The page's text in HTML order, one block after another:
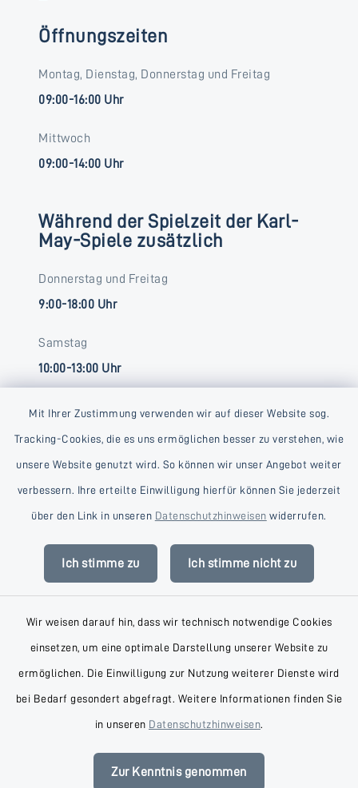
Mit Ihrer Zustimmung verwenden wir auf dieser Website sog.
Tracking-Cookies, die es uns ermöglichen besser zu verstehen, wie
unsere Website genutzt wird. So können wir unser Angebot weiter
verbessern. Ihre erteilte Einwilligung hierfür können Sie jederzeit
über den Link in unseren Datenschutzhinweisen widerrufen.
Ich stimme zu Ich stimme nicht zu
Wir weisen darauf hin, dass wir technisch notwendige Cookies
einsetzen, um eine optimale Darstellung unserer Website zu
ermöglichen. Die Einwilligung zur Nutzung weiterer Dienste wird
bei Bedarf gesondert abgefragt. Weitere Informationen finden Sie
in unseren Datenschutzhinweisen.
Zur Kenntnis genommen
Öffnungszeiten
Montag, Dienstag, Donnerstag und Freitag
09:00-16:00 Uhr
Mittwoch
09:00-14:00 Uhr
Während der Spielzeit der Karl-
May-Spiele zusätzlich
Donnerstag und Freitag
9:00-18:00 Uhr
Samstag
10:00-13:00 Uhr
Kontakt
Datenschutz
Impressum
Sitemap